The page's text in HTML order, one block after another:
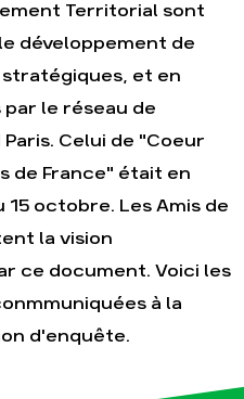
Nos thématiques
Climat – Énergie
Surproduction
Agriculture
Finance
Multinationales
Forêts
Territorial sont
développement de
et en
le réseau de
Celui de "Coeur
de France" était en
octobre. Les Amis de
la vision
ce document. Voici les
à la
d'enquête.